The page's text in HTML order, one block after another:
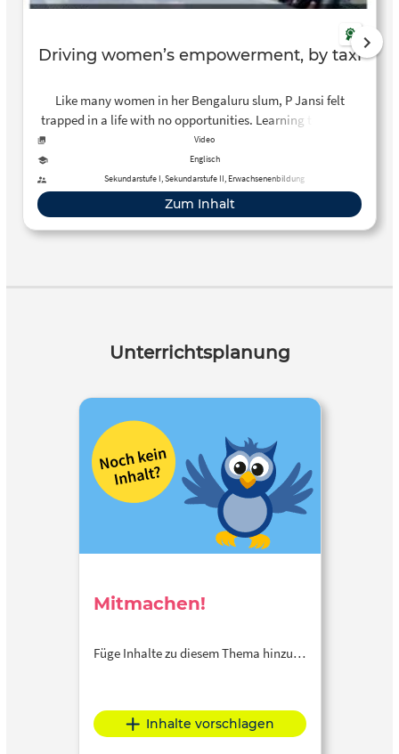
Driving women’s empowerment, by taxi
Like many women in her Bengaluru slum, P Jansi felt
trapped in a life with no opportunities. Learning to drive a
taxi not only changed her own life, but has helped many
other women gain more independence too.
Video
Englisch
Sekundarstufe I, Sekundarstufe II, Erwachsenenbildung
Zum Inhalt
Unterrichtsplanung
Mitmachen!
Füge Inhalte zu diesem Thema hinzu…
Inhalte vorschlagen